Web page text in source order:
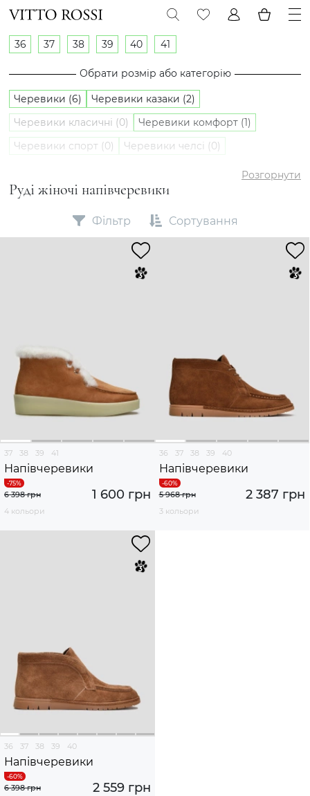
Руді жіночі напівчеревики
36 37 38 39 40 41
Обрати розмір або категорію
Черевики (6)
Черевики казаки (2)
Черевики класичні (0)
Черевики комфорт (1)
Черевики спорт (0)
Черевики челсі (0)
Розгорнути
Фільтр Сортування
37 38 39 41
Напівчеревики
1 600 грн
6 398 грн
4 кольори
36 37 38 39 40
Напівчеревики
2 387 грн
5 968 грн
3 кольори
36 37 38 39 40
Напівчеревики
2 559 грн
6 398 грн